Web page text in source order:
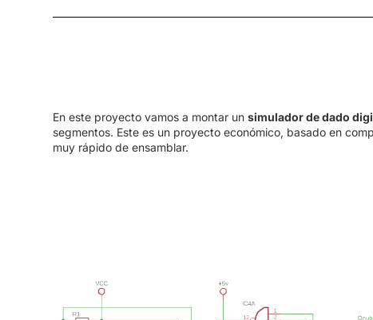
En este proyecto vamos a montar un simulador de dado
segmentos. Este es un proyecto económico, basado en
muy rápido de ensamblar.